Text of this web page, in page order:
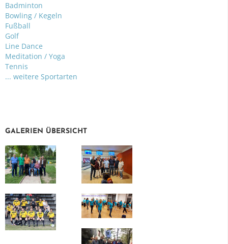
Badminton
Bowling / Kegeln
Fußball
Golf
Line Dance
Meditation / Yoga
Tennis
... weitere Sportarten
GALERIEN ÜBERSICHT